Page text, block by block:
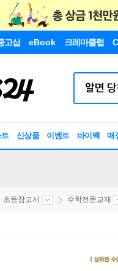
고샵 eBook 크레마클럽
신상품 이벤트 바이백 매
초등참고서 수학전문교재